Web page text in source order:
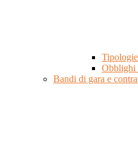
Obblighi
Bandi di gara e